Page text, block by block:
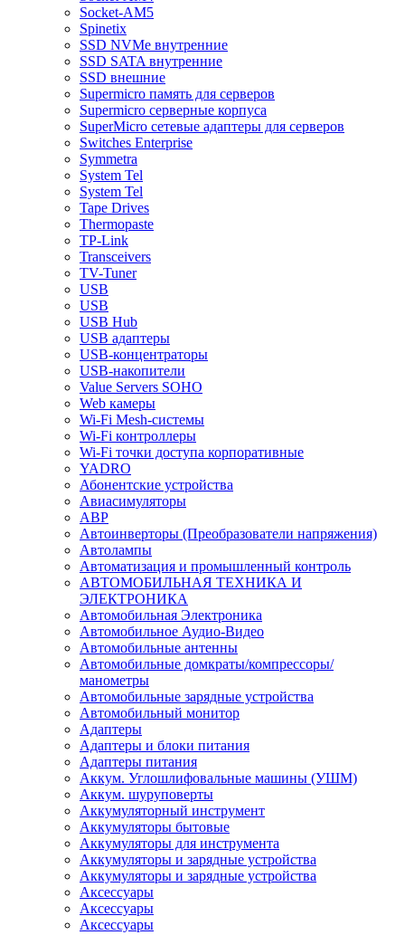
Socket-AM5
Spinetix
SSD NVMe внутренние
SSD SATA внутренние
SSD внешние
Supermicro память для серверов
Supermicro серверные корпуса
SuperMicro сетевые адаптеры для серверов
Switches Enterprise
Symmetra
System Tel
System Tel
Tape Drives
Thermopaste
TP-Link
Transceivers
TV-Tuner
USB
USB
USB Hub
USB адаптеры
USB-концентраторы
USB-накопители
Value Servers SOHO
Web камеры
Wi-Fi Mesh-системы
Wi-Fi контроллеры
Wi-Fi точки доступа корпоративные
YADRO
Абонентские устройства
Авиасимуляторы
АВР
Автоинверторы (Преобразователи напряжения)
Автолампы
Автоматизация и промышленный контроль
АВТОМОБИЛЬНАЯ ТЕХНИКА И
ЭЛЕКТРОНИКА
Автомобильная Электроника
Автомобильное Аудио-Видео
Автомобильные антенны
Автомобильные домкраты/компрессоры/
манометры
Автомобильные зарядные устройства
Автомобильный монитор
Адаптеры
Адаптеры и блоки питания
Адаптеры питания
Аккум. Углошлифовальные машины (УШМ)
Аккум. шуруповерты
Аккумуляторный инструмент
Аккумуляторы бытовые
Аккумуляторы для инструмента
Аккумуляторы и зарядные устройства
Аккумуляторы и зарядные устройства
Аксессуары
Аксессуары
Аксессуары